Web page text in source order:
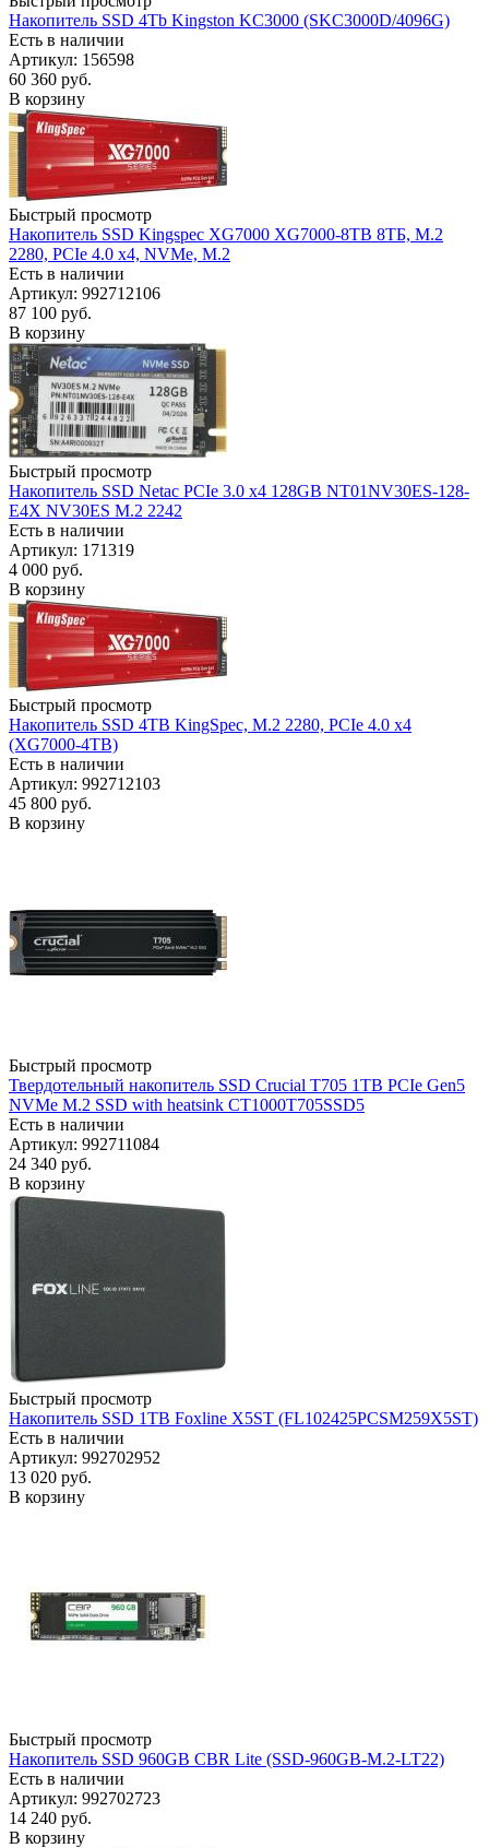
Накопитель SSD 4Tb Kingston KC3000 (SKC3000D/4096G)
Есть в наличии
Артикул: 156598
60 360 руб.
В корзину
Быстрый просмотр
Накопитель SSD Kingspec XG7000 XG7000-8TB 8ТБ, M.2
2280, PCIe 4.0 x4, NVMe, M.2
Есть в наличии
Артикул: 992712106
87 100 руб.
В корзину
Быстрый просмотр
Накопитель SSD Netac PCIe 3.0 x4 128GB NT01NV30ES-128-
E4X NV30ES M.2 2242
Есть в наличии
Артикул: 171319
4 000 руб.
В корзину
Быстрый просмотр
Накопитель SSD 4TB KingSpec, M.2 2280, PCIe 4.0 x4
(XG7000-4TB)
Есть в наличии
Артикул: 992712103
45 800 руб.
В корзину
Быстрый просмотр
Твердотельный накопитель SSD Crucial T705 1TB PCIe Gen5
NVMe M.2 SSD with heatsink CT1000T705SSD5
Есть в наличии
Артикул: 992711084
24 340 руб.
В корзину
Быстрый просмотр
Накопитель SSD 1TB Foxline X5ST (FL102425PCSM259X5ST)
Есть в наличии
Артикул: 992702952
13 020 руб.
В корзину
Быстрый просмотр
Накопитель SSD 960GB CBR Lite (SSD-960GB-M.2-LT22)
Есть в наличии
Артикул: 992702723
14 240 руб.
В корзину